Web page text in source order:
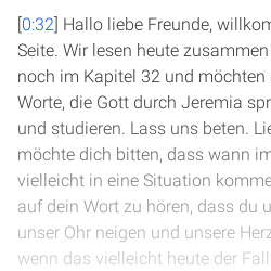
[0:32] Hallo liebe Freunde,
Seite. Wir lesen heute
noch im Kapitel 32 und möchten
Worte, die Gott durch Jeremia
und studieren. Lass uns beten.
möchte dich bitten, dass wann
vielleicht in eine Situation
auf dein Wort zu hören, dass du
unser Ohr neigen und unsere
wenn das vielleicht heute der